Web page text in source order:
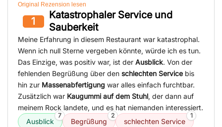
Original Rezension lesen
1
Katastrophaler Service und
Sauberkeit
Meine Erfahrung in diesem Restaurant war katastrophal.
Wenn ich null Sterne vergeben könnte, würde ich es tun.
Das Einzige, was positiv war, ist der Ausblick. Von der
fehlenden Begrüßung über den schlechten Service bis
hin zur Massenabfertigung war alles einfach furchtbar.
Zusätzlich war Kaugummi auf dem Stuhl, der dann auf
meinem Rock landete, und es hat niemanden interessiert.
Ausblick
7
Begrüßung
2
schlechten Service
1